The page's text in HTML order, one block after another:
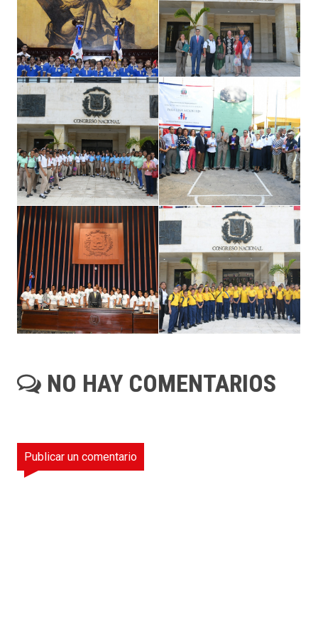
NO HAY COMENTARIOS
Publicar un comentario